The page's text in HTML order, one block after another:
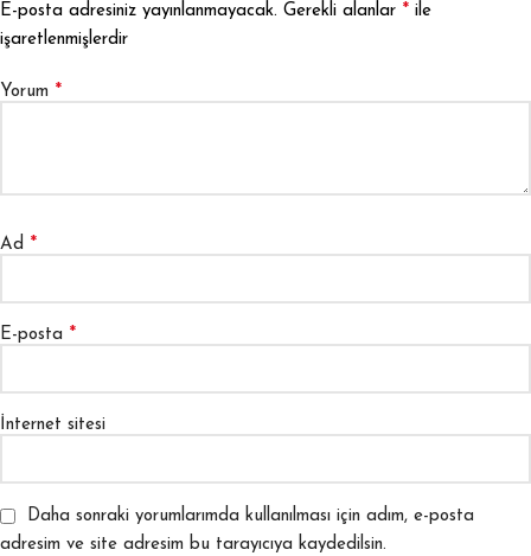
E-posta adresiniz yayınlanmayacak. Gerekli alanlar * ile
işaretlenmişlerdir
Yorum *
Ad *
E-posta *
İnternet sitesi
Daha sonraki yorumlarımda kullanılması için adım, e-posta
adresim ve site adresim bu tarayıcıya kaydedilsin.